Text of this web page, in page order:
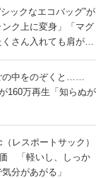
ックなエコバッグ”が
ク上に変身」「マグ
さん入れても肩が痛
の中をのぞくと……
160万再生「知らぬが
レスポートサック）
価 「軽いし、しっか
分があがる」